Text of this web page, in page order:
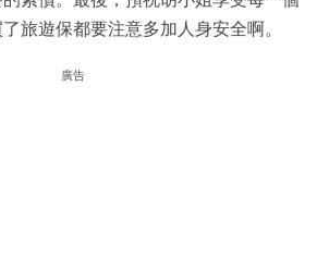
旅遊保都要注意多加人身安全啊。
廣告